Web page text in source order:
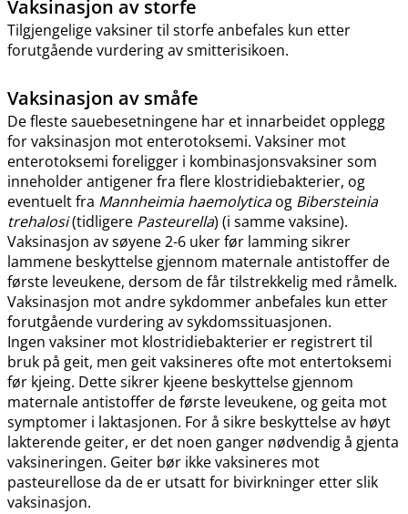
Vaksinasjon av storfe
Tilgjengelige vaksiner til storfe anbefales kun etter
forutgående vurdering av smitterisikoen.
Vaksinasjon av småfe
De fleste sauebesetningene har et innarbeidet opplegg
for vaksinasjon mot enterotoksemi. Vaksiner mot
enterotoksemi foreligger i kombinasjonsvaksiner som
inneholder antigener fra flere klostridiebakterier, og
eventuelt fra Mannheimia haemolyticaog Bibersteinia
trehalosi(tidligere Pasteurella) (i samme vaksine).
Vaksinasjon av søyene 2-6 uker før lamming sikrer
lammene beskyttelse gjennom maternale antistoffer de
første leveukene, dersom de får tilstrekkelig med råmelk.
Vaksinasjon mot andre sykdommer anbefales kun etter
forutgående vurdering av sykdomssituasjonen.
Ingen vaksiner mot klostridiebakterier er registrert til
bruk på geit, men geit vaksineres ofte mot entertoksemi
før kjeing. Dette sikrer kjeene beskyttelse gjennom
maternale antistoffer de første leveukene, og geita mot
symptomer i laktasjonen. For å sikre beskyttelse av høyt
lakterende geiter, er det noen ganger nødvendig å gjenta
vaksineringen. Geiter bør ikke vaksineres mot
pasteurellose da de er utsatt for bivirkninger etter slik
vaksinasjon.